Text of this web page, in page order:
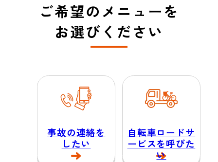
ご希望のメニューを
お選びください
事故の連絡を
したい
自転車ロードサ
ービスを呼びた
い